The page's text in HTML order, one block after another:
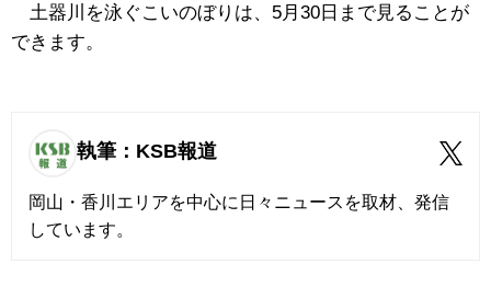
土器川を泳ぐこいのぼりは、5月30日まで見ることが
できます。
執筆：KSB報道
岡山・香川エリアを中心に日々ニュースを取材、発信
しています。